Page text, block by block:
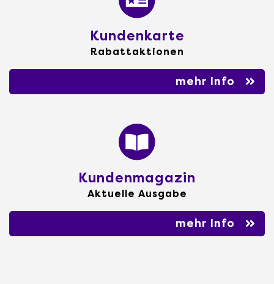
Kundenkarte
Rabattaktionen
mehr Info
Kundenmagazin
Aktuelle Ausgabe
mehr Info